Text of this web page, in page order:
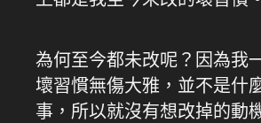
為何至今都未改呢？因為我
壞習慣無傷大雅，並不是什
事，所以就沒有想改掉的動